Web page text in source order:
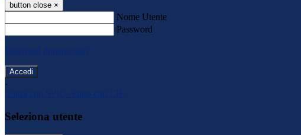
button close ×
Nome Utente
Password
Password dimenticata?
-
Entra con SPID
Entra con CIE
Seleziona utente